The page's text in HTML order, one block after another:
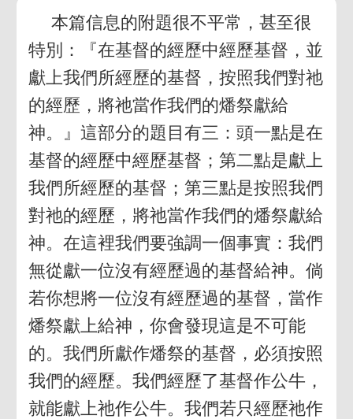
本篇信息的附題很不平常，甚至很
特別：『在基督的經歷中經歷基督，並
獻上我們所經歷的基督，按照我們對祂
的經歷，將祂當作我們的燔祭獻給
神。』這部分的題目有三：頭一點是在
基督的經歷中經歷基督；第二點是獻上
我們所經歷的基督；第三點是按照我們
對祂的經歷，將祂當作我們的燔祭獻給
神。在這裡我們要強調一個事實：我們
無從獻一位沒有經歷過的基督給神。倘
若你想將一位沒有經歷過的基督，當作
燔祭獻上給神，你會發現這是不可能
的。我們所獻作燔祭的基督，必須按照
我們的經歷。我們經歷了基督作公牛，
就能獻上祂作公牛。我們若只經歷祂作